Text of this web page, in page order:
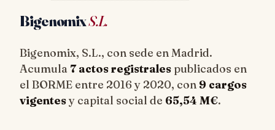
BigenomixS.L.
Bigenomix, S.L., con sede en Madrid.
Acumula 7 actos registrales publicados en
el BORME entre 2016 y 2020, con 9 cargos
vigentesy capital social de 65,54 M€.